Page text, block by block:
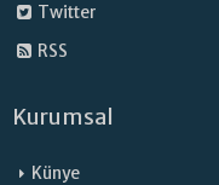
Twitter
RSS
Kurumsal
Künye